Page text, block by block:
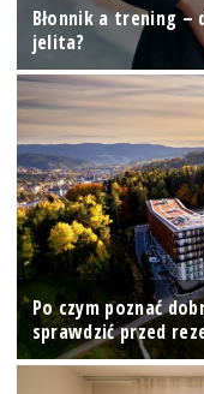
Błonnik a trening –
jelita?
Po czym poznać
sprawdzić przed